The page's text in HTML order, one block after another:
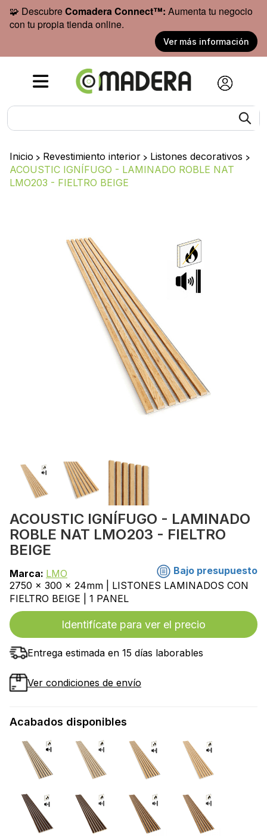
🧩 DescubreComadera Connect™: Aumenta tu negocio
con tu propia tienda online.
Ver más información
Inicio > Revestimiento interior > Listones decorativos >
ACOUSTIC IGNÍFUGO - LAMINADO ROBLE NAT
LMO203 - FIELTRO BEIGE
ACOUSTIC IGNÍFUGO - LAMINADO
ROBLE NAT LMO203 - FIELTRO
BEIGE
Marca: LMO
Bajo presupuesto
2750 x 300 x 24mm | LISTONES LAMINADOS CON
FIELTRO BEIGE | 1 PANEL
Identifícate para ver el precio
Entrega estimada en 15 días laborables
Ver condiciones de envío
Acabados disponibles